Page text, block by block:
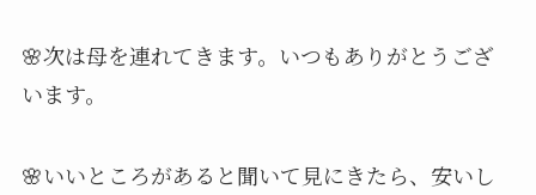
🌸次は母を連れてきます。いつもありがとうござ
います。
🌸いいところがあると聞いて見にきたら、安いし